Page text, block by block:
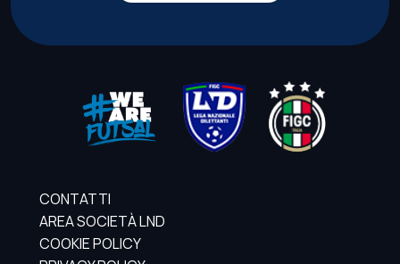
CONTATTI
AREA SOCIETÀ LND
COOKIE POLICY